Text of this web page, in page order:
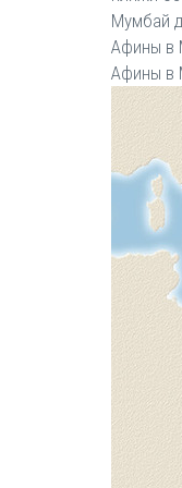
Мумбай
Афины в
Афины в